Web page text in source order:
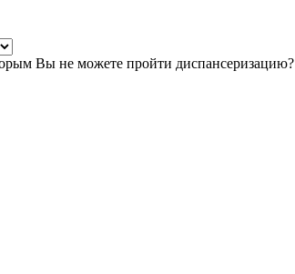
Вы не можете пройти диспансеризацию?